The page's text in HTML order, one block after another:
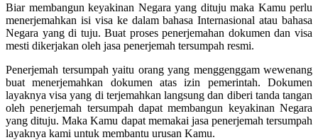
Biar membangun keyakinan Negara yang dituju maka Kamu perlu
menerjemahkan isi visa ke dalam bahasa Internasional atau bahasa
Negara yang di tuju. Buat proses penerjemahan dokumen dan visa
mesti dikerjakan oleh jasa penerjemah tersumpah resmi.
Penerjemah tersumpah yaitu orang yang menggenggam wewenang
buat menerjemahkan dokumen atas izin pemerintah. Dokumen
layaknya visa yang di terjemahkan langsung dan diberi tanda tangan
oleh penerjemah tersumpah dapat membangun keyakinan Negara
yang dituju. Maka Kamu dapat memakai jasa penerjemah tersumpah
layaknya kami untuk membantu urusan Kamu.